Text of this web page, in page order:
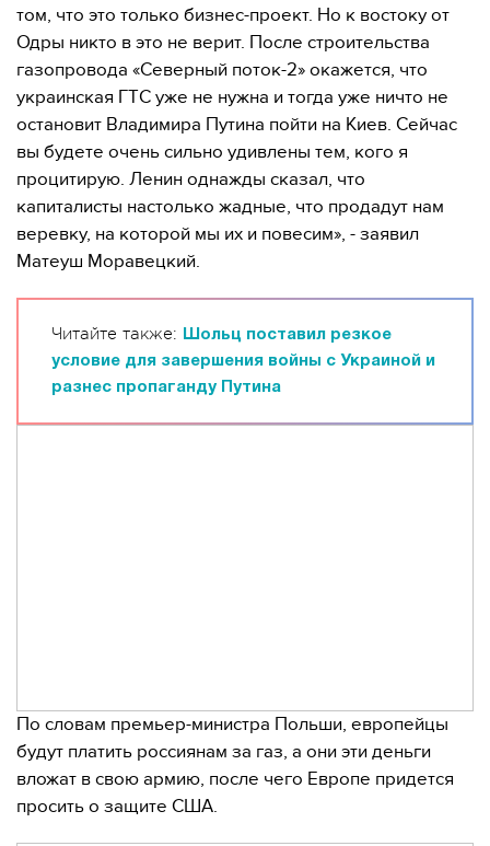
том, что это только бизнес-проект. Но к востоку от
Одры никто в это не верит. После строительства
газопровода «Северный поток-2» окажется, что
украинская ГТС уже не нужна и тогда уже ничто не
остановит Владимира Путина пойти на Киев. Сейчас
вы будете очень сильно удивлены тем, кого я
процитирую. Ленин однажды сказал, что
капиталисты настолько жадные, что продадут нам
веревку, на которой мы их и повесим», - заявил
Матеуш Моравецкий.
Читайте также:
Шольц поставил резкое
условие для завершения войны с Украиной и
разнес пропаганду Путина
По словам премьер-министра Польши, европейцы
будут платить россиянам за газ, а они эти деньги
вложат в свою армию, после чего Европе придется
просить о защите США.